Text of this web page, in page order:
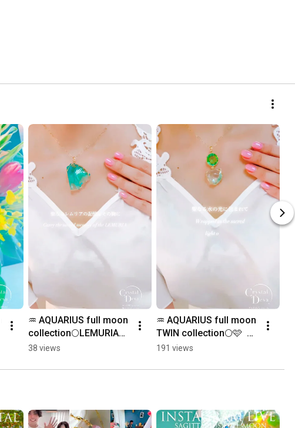
♒️ AQUARIUS full moon
collection🌕LEMURIAN
BLUE STONE💙  #アン
巻き®︎#スターシード #
38 views
♒️ AQUARIUS full moon
TWIN collection🌕🩷  #
アンダラクリスタル #
®︎#andaracrystal#スタ
191 views